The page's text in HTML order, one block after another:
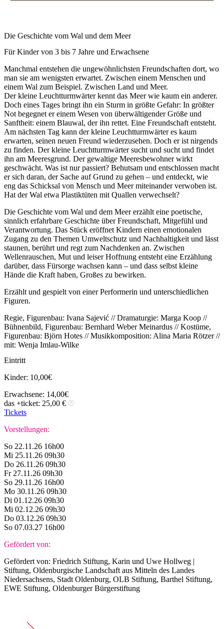
Die Geschichte vom Wal und dem Meer
Für Kinder von 3 bis 7 Jahre und Erwachsene
Manchmal entstehen die ungewöhnlichsten Freundschaften dort, wo
man sie am wenigsten erwartet. Zwischen einem Menschen und
einem Wal zum Beispiel. Zwischen Land und Meer.
Der kleine Leuchtturmwärter kennt das Meer wie kaum ein anderer.
Doch eines Tages bringt ihn ein Sturm in größte Gefahr: In größter
Not begegnet er einem Wesen von überwältigender Größe und
Sanftheit: einem Blauwal, der ihn rettet. Eine Freundschaft entsteht.
Am nächsten Tag kann der kleine Leuchtturmwärter es kaum
erwarten, seinen neuen Freund wiederzusehen. Doch er ist nirgends
zu finden. Der kleine Leuchtturmwärter sucht und sucht und findet
ihn am Meeresgrund. Der gewaltige Meeresbewohner wirkt
geschwächt. Was ist nur passiert? Behutsam und entschlossen macht
er sich daran, der Sache auf Grund zu gehen – und entdeckt, wie
eng das Schicksal von Mensch und Meer miteinander verwoben ist.
Hat der Wal etwa Plastiktüten mit Quallen verwechselt?
Die Geschichte vom Wal und dem Meer erzählt eine poetische,
sinnlich erfahrbare Geschichte über Freundschaft, Mitgefühl und
Verantwortung. Das Stück eröffnet Kindern einen emotionalen
Zugang zu den Themen Umweltschutz und Nachhaltigkeit und lässt
staunen, berührt und regt zum Nachdenken an. Zwischen
Wellenrauschen, Mut und leiser Hoffnung entsteht eine Erzählung
darüber, dass Fürsorge wachsen kann – und dass selbst kleine
Hände die Kraft haben, Großes zu bewirken.
Erzählt und gespielt von einer Performerin und unterschiedlichen
Figuren.
Regie, Figurenbau: Ivana Sajević // Dramaturgie: Marga Koop //
Bühnenbild, Figurenbau: Bernhard Weber Meinardus // Kostüme,
Figurenbau: Björn Hotes // Musikkomposition: Alina Maria Rötzer //
mit: Wenja Imlau-Wilke
Eintritt
Kinder: 10,00€
Erwachsene: 14,00€
das +ticket: 25,00 €
Tickets
Vorstellungen:
So 22.11.26 16h00
Mi 25.11.26 09h30
Do 26.11.26 09h30
Fr 27.11.26 09h30
So 29.11.26 16h00
Mo 30.11.26 09h30
Di 01.12.26 09h30
Mi 02.12.26 09h30
Do 03.12.26 09h30
So 07.03.27 16h00
Gefördert von:
Gefördert von: Friedrich Stiftung, Karin und Uwe Hollweg |
Stiftung, Oldenburgische Landschaft aus Mitteln des Landes
Niedersachsens, Stadt Oldenburg, OLB Stiftung, Barthel Stiftung,
EWE Stiftung, Oldenburger Bürgerstiftung